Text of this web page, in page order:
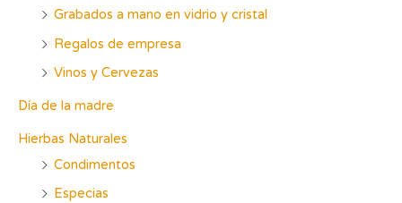
Grabados a mano en vidrio y cristal
Regalos de empresa
Vinos y Cervezas
Día de la madre
Hierbas Naturales
Condimentos
Especias